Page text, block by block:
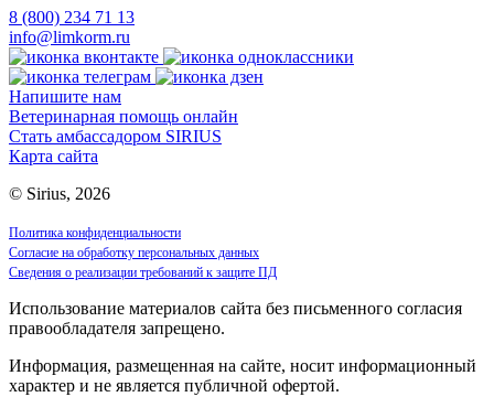
8 (800) 234 71 13
info@limkorm.ru
Напишите нам
Ветеринарная помощь онлайн
Стать амбассадором SIRIUS
Карта сайта
© Sirius, 2026
Политика конфиденциальности
Согласие на обработку персональных данных
Сведения о реализации требований к защите ПД
Использование материалов сайта без письменного согласия
правообладателя запрещено.
Информация, размещенная на сайте, носит информационный
характер и не является публичной офертой.